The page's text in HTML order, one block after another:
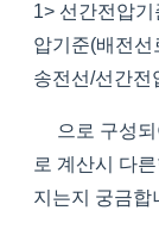
1> 선간전압
압기준(배전
송전선/선간전
으로 구성되
로 계산시 다
지는지 궁금합